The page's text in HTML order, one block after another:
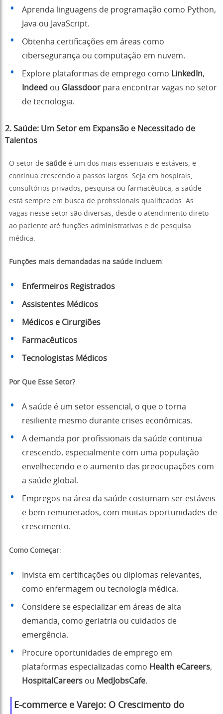
Aprenda linguagens de programação como Python,
Java ou JavaScript.
Obtenha certificações em áreas como
cibersegurança ou computação em nuvem.
Explore plataformas de emprego como LinkedIn,
Indeed ou Glassdoor para encontrar vagas no setor
de tecnologia.
2. Saúde: Um Setor em Expansão e Necessitado de
Talentos
O setor de saúde é um dos mais essenciais e estáveis, e
continua crescendo a passos largos. Seja em hospitais,
consultórios privados, pesquisa ou farmacêutica, a saúde
está sempre em busca de profissionais qualificados. As
vagas nesse setor são diversas, desde o atendimento direto
ao paciente até funções administrativas e de pesquisa
médica.
Funções mais demandadas na saúde incluem:
Enfermeiros Registrados
Assistentes Médicos
Médicos e Cirurgiões
Farmacêuticos
Tecnologistas Médicos
Por Que Esse Setor?
A saúde é um setor essencial, o que o torna
resiliente mesmo durante crises econômicas.
A demanda por profissionais da saúde continua
crescendo, especialmente com uma população
envelhecendo e o aumento das preocupações com
a saúde global.
Empregos na área da saúde costumam ser estáveis
e bem remunerados, com muitas oportunidades de
crescimento.
Como Começar:
Invista em certificações ou diplomas relevantes,
como enfermagem ou tecnologia médica.
Considere se especializar em áreas de alta
demanda, como geriatria ou cuidados de
emergência.
Procure oportunidades de emprego em
plataformas especializadas como Health eCareers,
HospitalCareers ou MedJobsCafe.
E-commerce e Varejo: O Crescimento do